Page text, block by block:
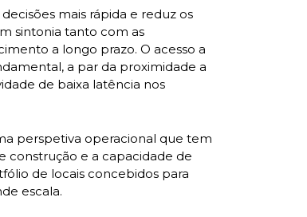
mais rápida e reduz os
sintonia tanto com as
a longo prazo. O acesso a
a par da proximidade a
de baixa latência nos
perspetiva operacional que tem
construção e a capacidade de
de locais concebidos para
escala.